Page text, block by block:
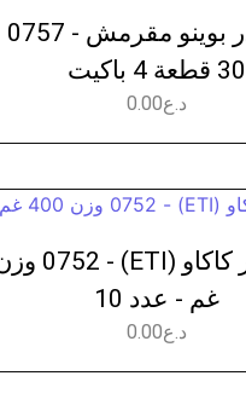
30 قطعة 4 باكيت
د.ع0.00
غم - عدد 10
د.ع0.00